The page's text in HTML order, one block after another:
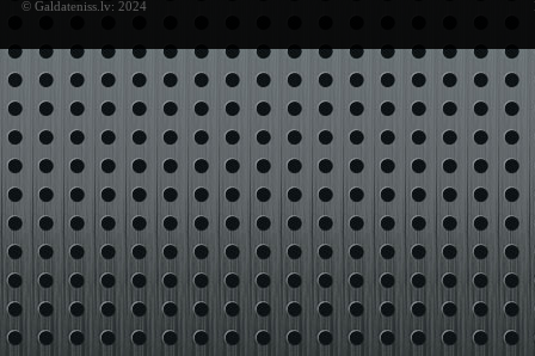
© Galdateniss.lv: 2024